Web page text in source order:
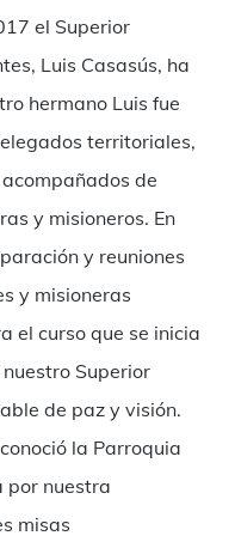
el Superior
Luis Casasús, ha
hermano Luis fue
territoriales,
de
y misioneros. En
y reuniones
y misioneras
el curso que se inicia
Superior
de paz y visión.
la Parroquia
por nuestra
misas